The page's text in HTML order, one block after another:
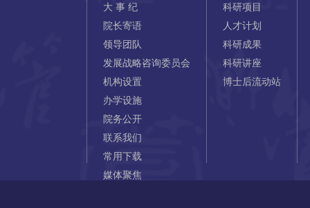
大 事 纪
院长寄语
领导团队
发展战略咨询委员会
机构设置
办学设施
院务公开
联系我们
常用下载
媒体聚焦
科研项目
人才计划
科研成果
科研讲座
博士后流动站